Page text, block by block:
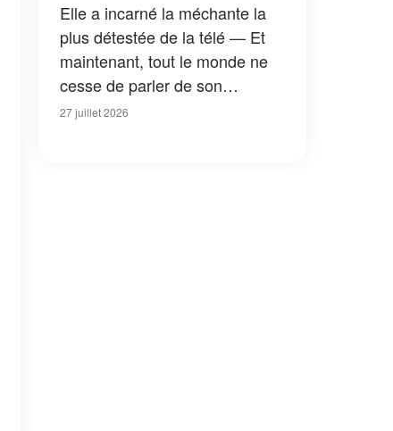
Elle a incarné la méchante la
plus détestée de la télé — Et
maintenant, tout le monde ne
cesse de parler de son
apparition dans la nouvelle
27 juillet 2026